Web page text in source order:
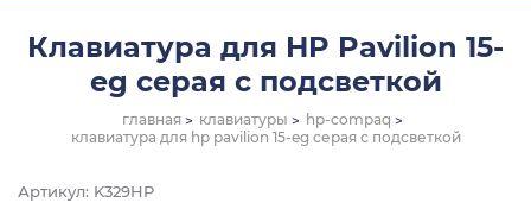
Клавиатура для HP Pavilion 15-
eg серая с подсветкой
главная клавиатуры
hp-compaq
клавиатура для hp pavilion 15-eg серая с подсветкой
Артикул: K329HP